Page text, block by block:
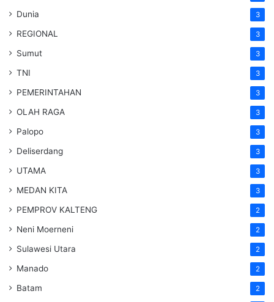
Dunia 3
REGIONAL 3
Sumut 3
TNI 3
PEMERINTAHAN 3
OLAH RAGA 3
Palopo 3
Deliserdang 3
UTAMA 3
MEDAN KITA 3
PEMPROV KALTENG 2
Neni Moerneni 2
Sulawesi Utara 2
Manado 2
Batam 2